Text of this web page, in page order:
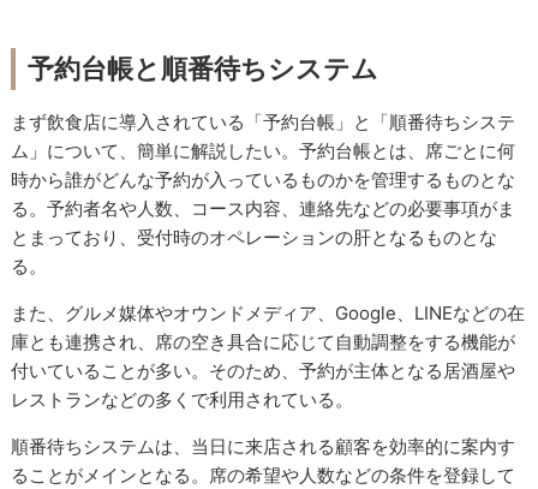
予約台帳と順番待ちシステム
まず飲食店に導入されている「予約台帳」と「順番待ちシステ
ム」について、簡単に解説したい。予約台帳とは、席ごとに何
時から誰がどんな予約が入っているものかを管理するものとな
る。予約者名や人数、コース内容、連絡先などの必要事項がま
とまっており、受付時のオペレーションの肝となるものとな
る。
また、グルメ媒体やオウンドメディア、Google、LINEなどの在
庫とも連携され、席の空き具合に応じて自動調整をする機能が
付いていることが多い。そのため、予約が主体となる居酒屋や
レストランなどの多くで利用されている。
順番待ちシステムは、当日に来店される顧客を効率的に案内す
ることがメインとなる。席の希望や人数などの条件を登録して